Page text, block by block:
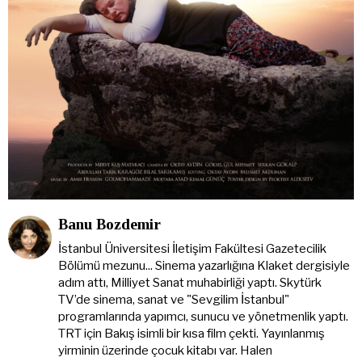
Banu Bozdemir
İstanbul Üniversitesi İletişim Fakültesi Gazetecilik
Bölümü mezunu... Sinema yazarlığına Klaket dergisiyle
adım attı, Milliyet Sanat muhabirliği yaptı. Skytürk
TV’de sinema, sanat ve "Sevgilim İstanbul"
programlarında yapımcı, sunucu ve yönetmenlik yaptı.
TRT için Bakış isimli bir kısa film çekti. Yayınlanmış
yirminin üzerinde çocuk kitabı var. Halen